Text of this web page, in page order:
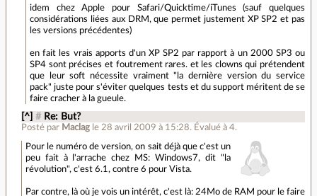
idem chez Apple pour Safari/Quicktime/iTunes (sauf quelques
considérations liées aux DRM, que permet justement XP SP2 et pas
les versions précédentes)
en fait les vrais apports d'un XP SP2 par rapport à un 2000 SP3 ou
SP4 sont précises et foutrement rares. et les clowns qui prétendent
que leur soft nécessite vraiment "la dernière version du service
pack" juste pour s'éviter quelques tests et du support méritent de se
faire cracher à la gueule.
[^] # Re: But?
Posté par Maclag le 28 avril 2009 à 15:28. Évalué à 4.
Pour le numéro de version, on sait déjà que c'est un
peu fait à l'arrache chez MS: Windows7, dit "la
révolution", c'est 6.1, contre 6 pour Vista.
Par contre, là où je vois un intérêt, c'est là: 24Mo de RAM pour le faire